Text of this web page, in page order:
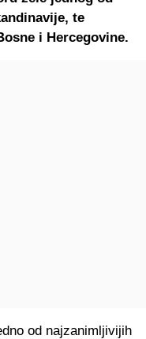
te
i Hercegovine.
od najzanimljivijih